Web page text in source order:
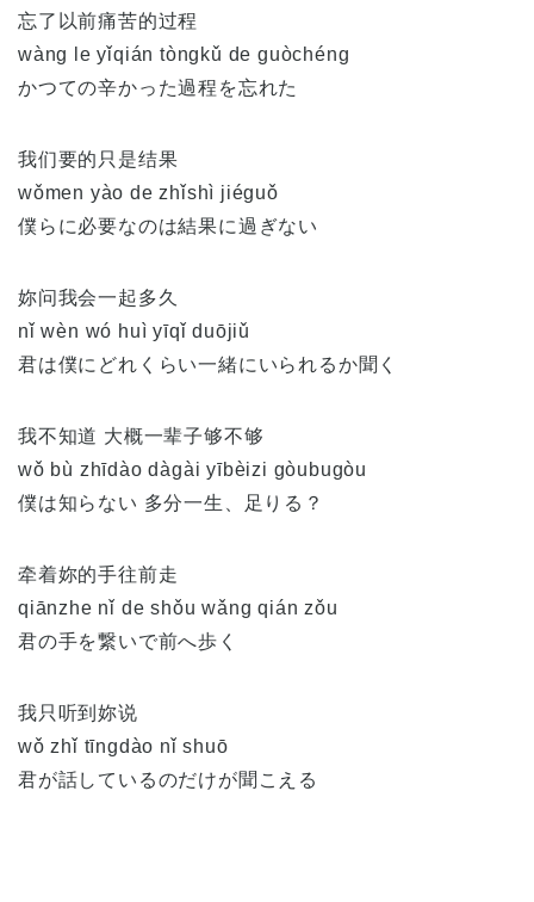
忘了以前痛苦的过程
wàng le yǐqián tòngkǔ de guòchéng
かつての辛かった過程を忘れた
我们要的只是结果
wǒmen yào de zhǐshì jiéguǒ
僕らに必要なのは結果に過ぎない
妳问我会一起多久
nǐ wèn wó huì yīqǐ duōjiǔ
君は僕にどれくらい一緒にいられるか聞く
我不知道 大概一辈子够不够
wǒ bù zhīdào dàgài yībèizi gòubugòu
僕は知らない 多分一生、足りる？
牵着妳的手往前走
qiānzhe nǐ de shǒu wǎng qián zǒu
君の手を繋いで前へ歩く
我只听到妳说
wǒ zhǐ tīngdào nǐ shuō
君が話しているのだけが聞こえる